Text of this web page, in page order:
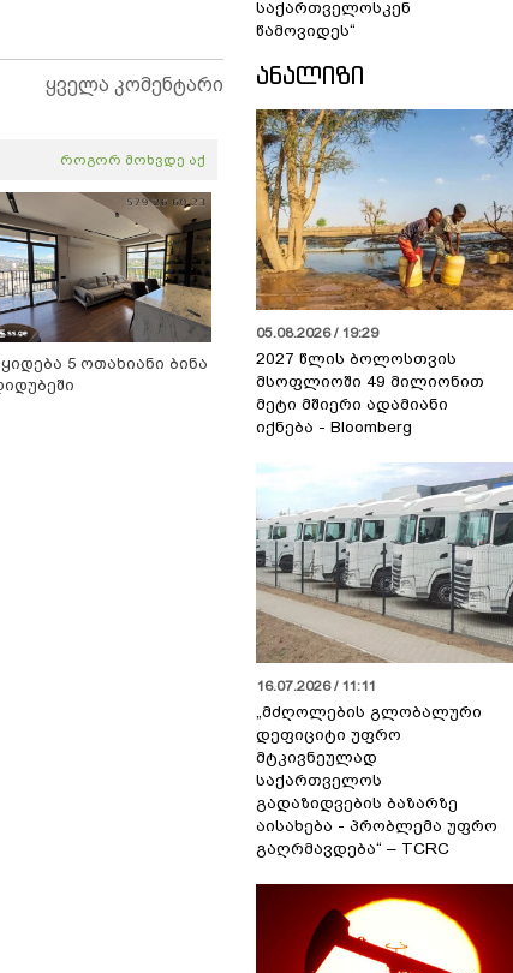
ყველა კომენტარი
როგორ მოხვდე აქ
5 ოთახიანი ბინა
საქართველოსკენ
წამოვიდეს“
ᲐᲜᲐᲚᲘᲖᲘ
05.08.2026 / 19:29
2027 წლის ბოლოსთვის
მსოფლიოში 49 მილიონით
მეტი მშიერი ადამიანი
იქნება - Bloomberg
16.07.2026 / 11:11
„მძღოლების გლობალური
დეფიციტი უფრო
მტკივნეულად
საქართველოს
გადაზიდვების ბაზარზე
აისახება - პრობლემა უფრო
გაღრმავდება“ – TCRC